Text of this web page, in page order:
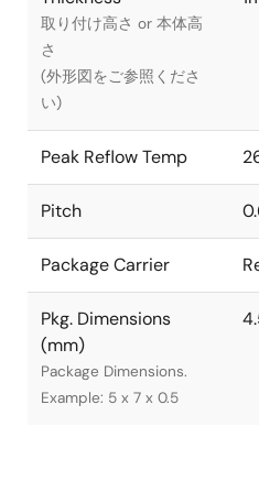
取り付け高さ or 本体高
さ
(外形図をご参照くださ
い)
Peak Reflow Temp
Pitch
Package Carrier
Pkg. Dimensions
(mm)
Package Dimensions.
Example: 5 x 7 x 0.5